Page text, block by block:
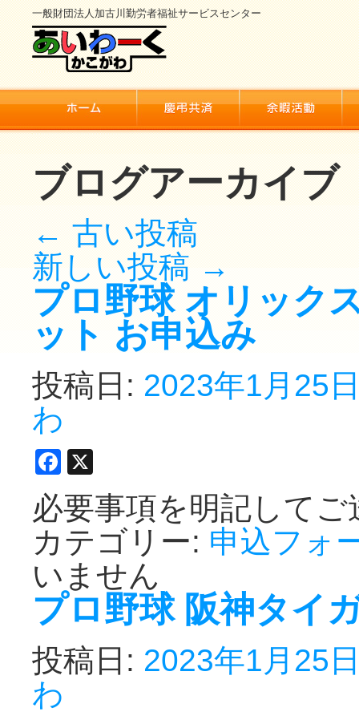
一般財団法人加古川勤労者福祉サービスセンター
ブログアーカイブ
←古い投稿
新しい投稿→
プロ野球 オリック
ット お申込み
投稿日: 2023年1月25
わ
Facebook
必要事項を明記して
カテゴリー: 申込フォ
いません
プロ野球 阪神タイ
投稿日: 2023年1月25
わ